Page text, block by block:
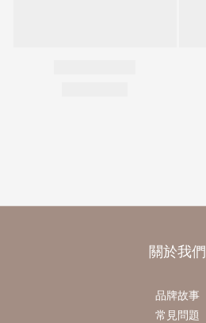
關於我們
品牌故事
常見問題